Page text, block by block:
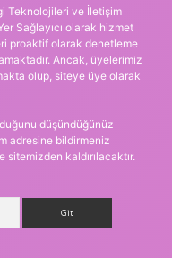
Teknolojileri ve İletişim
Sağlayıcı olarak hizmet
proaktif olarak denetleme
Ancak, üyelerimiz
olup, siteye üye olarak
düşündüğünüz
adresine bildirmeniz
kaldırılacaktır.